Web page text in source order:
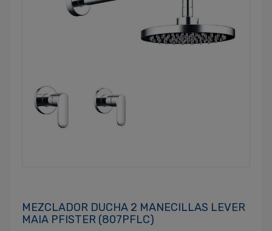
MEZCLADOR DUCHA 2 MANECILLAS LEVER
MAIA PFISTER (807PFLC)